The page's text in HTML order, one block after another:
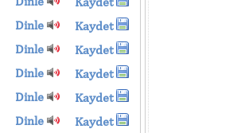
Dinle
Kaydet
Dinle
Kaydet
Dinle
Kaydet
Dinle
Kaydet
Dinle
Kaydet